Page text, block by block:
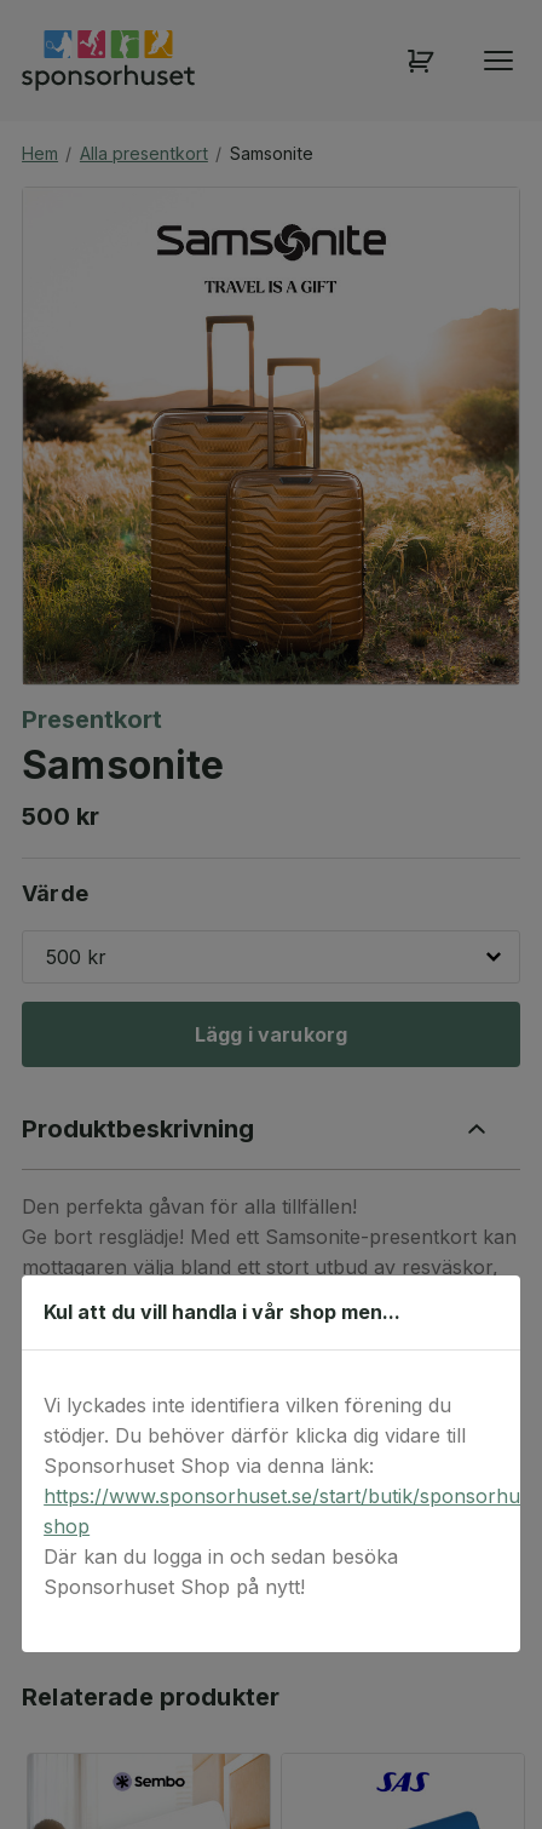
Hem / Alla presentkort / Samsonite
Presentkort
Samsonite
500 kr
Värde
500 kr
Lägg i varukorg
Produktbeskrivning
Den perfekta gåvan för alla tillfällen!
Ge bort resglädje! Med ett Samsonite-presentkort kan
mottagaren välja bland ett stort utbud av resväskor,
ryggsäckar, väskor och mycket annat som gör varje
Samsonite.se
.
Detta är en digital produkt. Digital(a) värdekod(er)
levereras via e-post. Observera att ångerrätten inte
gäller för beställningar av digital(a) värdekod(er) då
koderna anses förbrukade vid köptillfället.
Relaterade produkter
Kul att du vill handla i vår shop men...
Vi lyckades inte identifiera vilken förening du
stödjer. Du behöver därför klicka dig vidare till
Sponsorhuset Shop via denna länk:
https://www.sponsorhuset.se/start/butik/
shop
Där kan du logga in och sedan besöka
Sponsorhuset Shop på nytt!